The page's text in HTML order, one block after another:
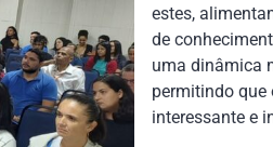
estes,
de
uma dinâmica
permitindo
interessante e